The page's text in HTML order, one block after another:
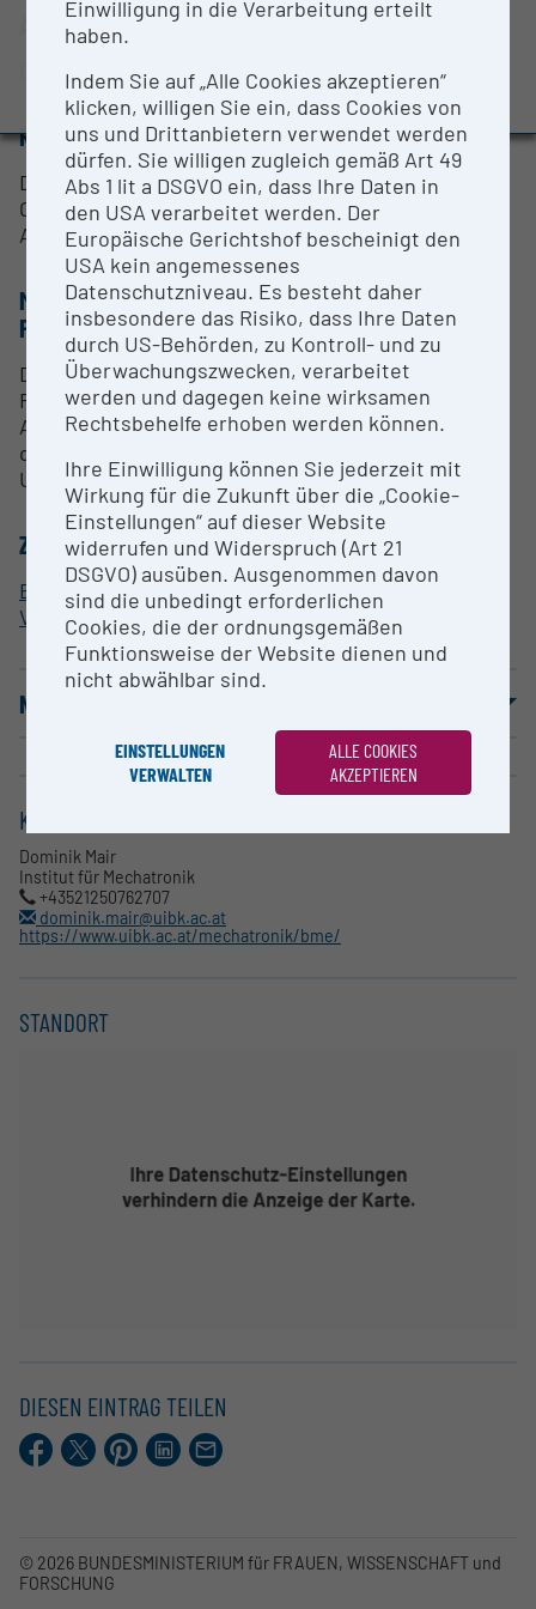
BMBWF-Forschungsinfrastruktur-Datenbank:
Evaluierungsstudie 2022
Auszeichnungen und Pressemeldungen
ANSPRECHPERSON
Dominik Mair
RESEARCH SERVICES
Die Forschungsinfrastruktur ist "Open for
Collaboration". Kommerzielle Kooperationen auf
Anfrage.
METHODEN & EXPERTISE ZUR
FORSCHUNGSINFRASTRUKTUR
Die Messgeräte und die Einrichtung können von
Firmenpartnern für EMV-Precompliance- und
Antennemessungen genutzt werden. Sie werden
dabei von wissenschaftlichen Mitarbeitern der
Universität Innsbruck unterstützt.
ZUORDNUNG ZUR FORSCHUNGSINFRASTRUKTUR
Elektromagnetische
Verträglichkeit/Antennenmesstechnik
NUTZUNGSBEDINGUNGEN
KONTAKT
Dominik Mair
Institut für Mechatronik
+43521250762707
dominik.mair@uibk.ac.at
https://www.uibk.ac.at/mechatronik/bme/
STANDORT
DIESEN EINTRAG TEILEN
Facebook
X.comPinterestLinkedIn
E-
Mail
© 2026 BUNDESMINISTERIUM für FRAUEN, WISSENSCHAFT und
FORSCHUNG
Einwilligung in die Verarbeitung erteilt
haben.
Indem Sie auf „Alle Cookies akzeptieren“
klicken, willigen Sie ein, dass Cookies von
uns und Drittanbietern verwendet werden
dürfen. Sie willigen zugleich gemäß Art 49
Abs 1 lit a DSGVO ein, dass Ihre Daten in
den USA verarbeitet werden. Der
Europäische Gerichtshof bescheinigt den
USA kein angemessenes
Datenschutzniveau. Es besteht daher
insbesondere das Risiko, dass Ihre Daten
durch US-Behörden, zu Kontroll- und zu
Überwachungszwecken, verarbeitet
werden und dagegen keine wirksamen
Rechtsbehelfe erhoben werden können.
Ihre Einwilligung können Sie jederzeit mit
Wirkung für die Zukunft über die „Cookie-
Einstellungen“ auf dieser Website
widerrufen und Widerspruch (Art 21
DSGVO) ausüben. Ausgenommen davon
sind die unbedingt erforderlichen
Cookies, die der ordnungsgemäßen
Funktionsweise der Website dienen und
nicht abwählbar sind.
EINSTELLUNGEN
VERWALTEN
ALLE COOKIES
AKZEPTIEREN